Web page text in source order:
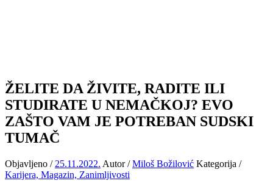
ŽELITE DA ŽIVITE, RADITE ILI
STUDIRATE U NEMAČKOJ? EVO
ZAŠTO VAM JE POTREBAN SUDSKI
TUMAČ
Objavljeno / 25.11.2022. Autor /Miloš Božilović Kategorija /
Karijera, Magazin, Zanimljivosti